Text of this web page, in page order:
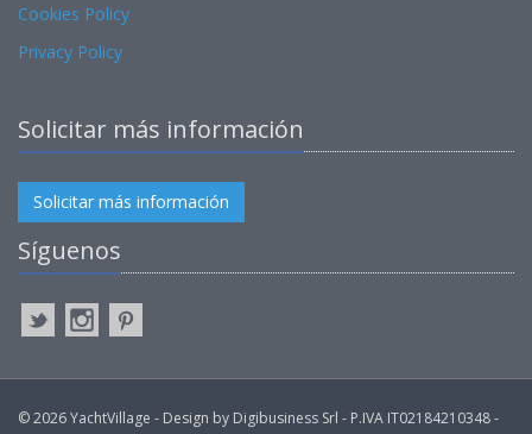
Cookies Policy
Privacy Policy
Solicitar más información
Solicitar más información
Síguenos
© 2026 YachtVillage - Design by Digibusiness Srl - P.IVA IT02184210348 -